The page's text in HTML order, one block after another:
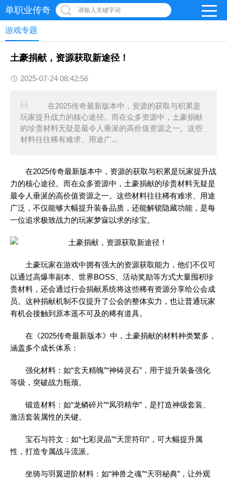
单职业传奇 请输入关键字词
游戏专题
土豪捐献，资源获取新途径！
2025-07-24 08:42:56
在2025传奇最新版本中，资源的获取与积累是
玩家提升战力的核心途径。而在众多资源中，土豪捐献
的珍贵材料无疑是最令人垂涎的高价值资源之一。这些
材料往往稀有难求、用途广...
在2025传奇最新版本中，资源的获取与积累是玩家提升战
力的核心途径。而在众多资源中，土豪捐献的珍贵材料无疑是
最令人垂涎的高价值资源之一。这些材料往往稀有难求、用途
广泛，不仅能够大幅提升装备品质，还能解锁隐藏功能，是每
一位追求极致战力的玩家梦寐以求的珍宝。
土豪玩家在游戏中拥有强大的资源获取能力，他们不仅可
以通过高爆率副本、世界BOSS、活动奖励等方式大量囤积珍
贵材料，还会通过行会捐献系统将这些稀有资源分享给公会成
员。这种捐献机制不仅提升了公会的整体实力，也让普通玩家
有机会接触到原本遥不可及的稀有道具。
在《2025传奇最新版本》中，土豪捐献的材料种类繁多，
涵盖多个成长体系：
强化材料：如“玄天精魄”“神铸灵石”，用于提升装备强化
等级，突破战力瓶颈。
锻造材料：如“龙鳞碎片”“凤羽精华”，是打造神级套装、
激活套装属性的关键。
宝石与符文：如“七彩灵晶”“天罡符印”，可大幅提升属
性，打造专属战斗流派。
坐骑与羽翼进阶材料：如“神兽之魂”“天羽秘典”，让外观